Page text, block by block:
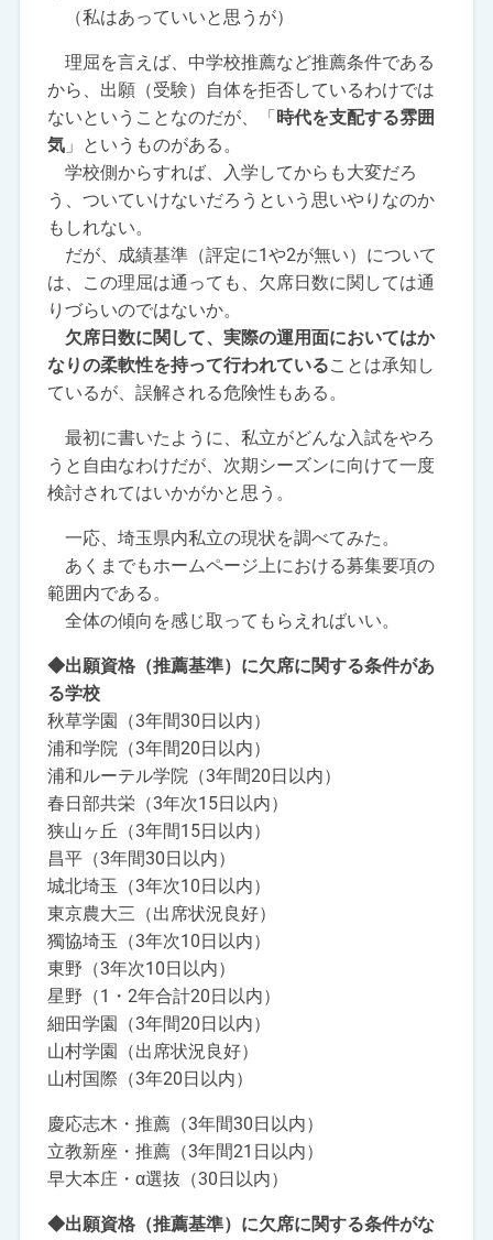
（私はあっていいと思うが）
理屈を言えば、中学校推薦など推薦条件である
から、出願（受験）自体を拒否しているわけでは
ないということなのだが、「時代を支配する雰囲
気」というものがある。
学校側からすれば、入学してからも大変だろ
う、ついていけないだろうという思いやりなのか
もしれない。
だが、成績基準（評定に1や2が無い）について
は、この理屈は通っても、欠席日数に関しては通
りづらいのではないか。
欠席日数に関して、実際の運用面においてはか
なりの柔軟性を持って行われていることは承知し
ているが、誤解される危険性もある。
最初に書いたように、私立がどんな入試をやろ
うと自由なわけだが、次期シーズンに向けて一度
検討されてはいかがかと思う。
一応、埼玉県内私立の現状を調べてみた。
あくまでもホームページ上における募集要項の
範囲内である。
全体の傾向を感じ取ってもらえればいい。
◆出願資格（推薦基準）に欠席に関する条件があ
る学校
秋草学園（3年間30日以内）
浦和学院（3年間20日以内）
浦和ルーテル学院（3年間20日以内）
春日部共栄（3年次15日以内）
狭山ヶ丘（3年間15日以内）
昌平（3年間30日以内）
城北埼玉（3年次10日以内）
東京農大三（出席状況良好）
獨協埼玉（3年次10日以内）
東野（3年次10日以内）
星野（1・2年合計20日以内）
細田学園（3年間20日以内）
山村学園（出席状況良好）
山村国際（3年20日以内）
慶応志木・推薦（3年間30日以内）
立教新座・推薦（3年間21日以内）
早大本庄・α選抜（30日以内）
◆出願資格（推薦基準）に欠席に関する条件がな